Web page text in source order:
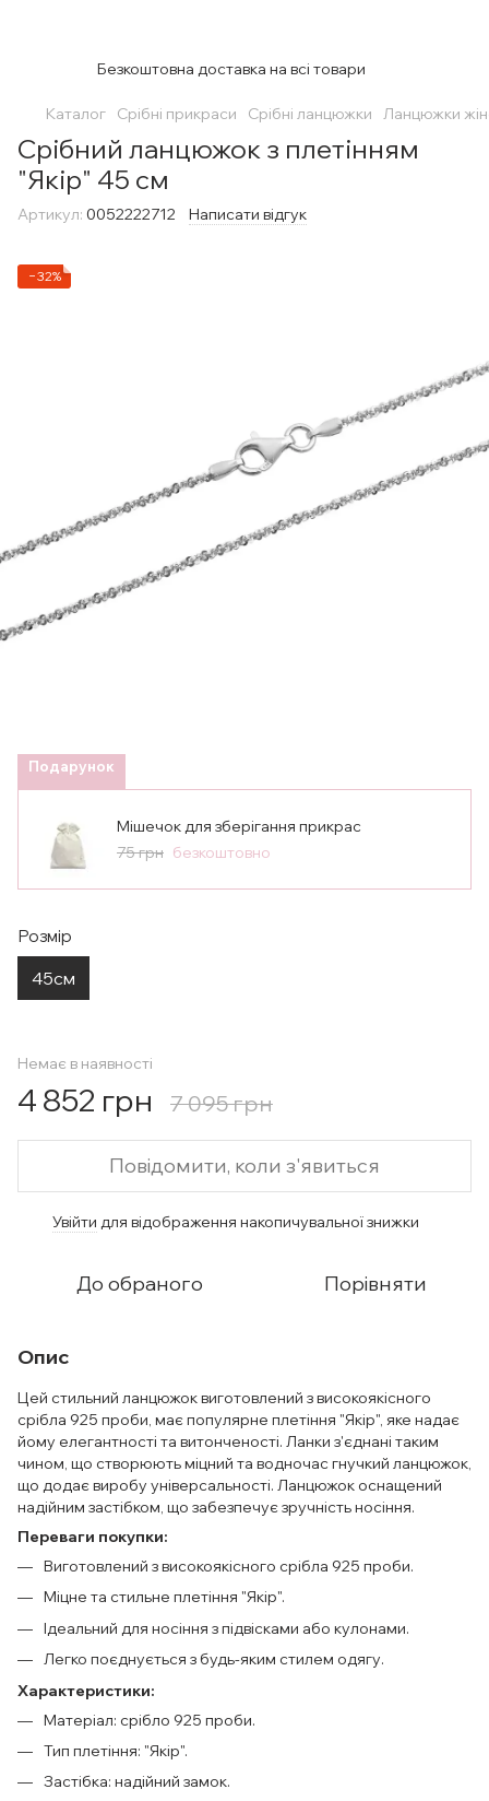
Безкоштовна доставка на всі товари
Каталог Срібні прикраси Срібні ланцюжки Ланцюжки
Срібний ланцюжок з плетінням
"Якір" 45 см
Артикул: 0052222712 Написати відгук
−32%
Подарунок
Мішечок для зберігання прикрас
75 грн безкоштовно
Розмір
45см
Немає в наявності
4 852 грн 7 095 грн
Повідомити, коли з'явиться
Увійти для відображення накопичувальної знижки
До обраного Порівняти
Опис
Цей стильний ланцюжок виготовлений з високоякісного
срібла 925 проби, має популярне плетіння "Якір", яке надає
йому елегантності та витонченості. Ланки з'єднані таким
чином, що створюють міцний та водночас гнучкий ланцюжок,
що додає виробу універсальності. Ланцюжок оснащений
надійним застібком, що забезпечує зручність носіння.
Переваги покупки:
Виготовлений з високоякісного срібла 925 проби.
Міцне та стильне плетіння "Якір".
Ідеальний для носіння з підвісками або кулонами.
Легко поєднується з будь-яким стилем одягу.
Характеристики:
Матеріал: срібло 925 проби.
Тип плетіння: "Якір".
Застібка: надійний замок.